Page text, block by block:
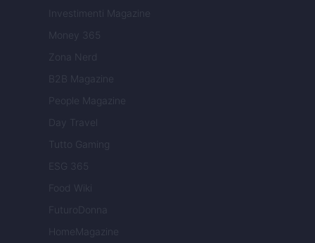
Investimenti Magazine
Money 365
Zona Nerd
B2B Magazine
People Magazine
Day Travel
Tutto Gaming
ESG 365
Food Wiki
FuturoDonna
HomeMagazine